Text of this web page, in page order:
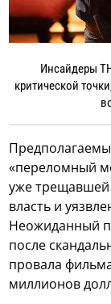
Инсайдеры
критической
«переломный
уже
власть и
Неожиданный
после
провала
миллионов